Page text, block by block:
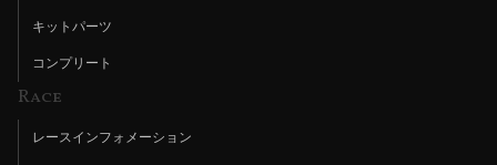
キットパーツ
コンプリート
Race
レースインフォメーション